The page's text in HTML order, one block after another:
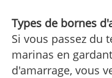
Types de bornes
Si vous passez du
marinas en
d'amarrage, vous